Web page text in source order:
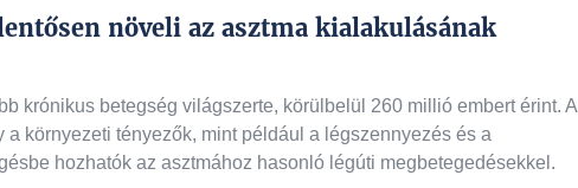
növeli az asztma kialakulásának
krónikus betegség világszerte, körülbelül 260 millió embert érint. A
a környezeti tényezők, mint például a légszennyezés és a
hozhatók az asztmához hasonló légúti megbetegedésekkel.